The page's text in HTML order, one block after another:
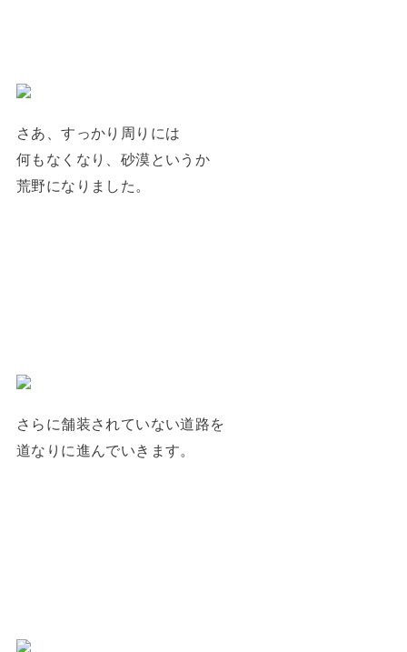
さあ、すっかり周りには
何もなくなり、砂漠というか
荒野になりました。
さらに舗装されていない道路を
道なりに進んでいきます。